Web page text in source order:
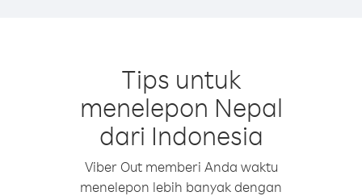
Tips untuk
menelepon Nepal
dari Indonesia
Viber Out memberi Anda waktu
menelepon lebih banyak dengan